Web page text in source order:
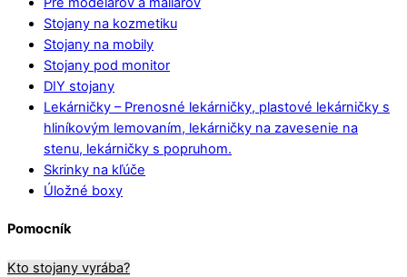
Stojany na kozmetiku
Stojany na mobily
Stojany pod monitor
DIY stojany
Lekárničky – Prenosné lekárničky, plastové lekárničky s
hliníkovým lemovaním, lekárničky na zavesenie na
stenu, lekárničky s popruhom.
Skrinky na kľúče
Úložné boxy
Pomocník
Kto stojany vyrába?